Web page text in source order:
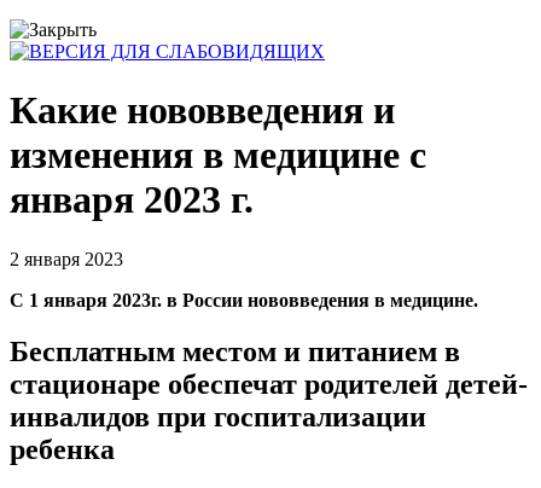
Какие нововведения и
изменения в медицине с
января 2023 г.
2 января 2023
С 1 января 2023г. в России нововведения в медицине.
Бесплатным местом и питанием в
стационаре обеспечат родителей детей-
инвалидов при госпитализации
ребенка